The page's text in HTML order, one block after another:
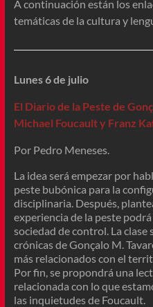
A continuación están los
temáticas de la cultura y
Lunes 6 de julio
El Diario de la Peste de
Michael Foucault y Franz
Por Pedro Meneses.
La idea será empezar por
peste bubónica para la
disciplinaria. Después,
experiencia de la peste
sociedad de control. La clase
crónicas de Gonçalo M.
más relacionados con el
Por fin, se propondrá una
relacionada con lo que
las inquietudes de Foucault.